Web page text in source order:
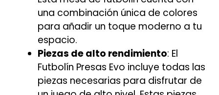
una combinación única de colores
para añadir un toque moderno a tu
espacio.
Piezas de alto rendimiento: El
Futbolín Presas Evo incluye todas las
piezas necesarias para disfrutar de